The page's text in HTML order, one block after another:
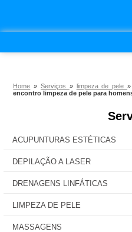
Home »Serviços » limpeza de pele»
encontro limpeza de pele para
ACUPUNTURAS ESTÉTICAS
DEPILAÇÃO A LASER
DRENAGENS LINFÁTICAS
LIMPEZA DE PELE
MASSAGENS